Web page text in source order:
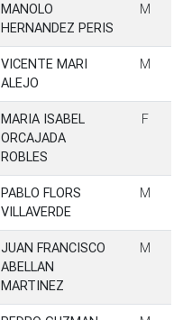
MANOLO
HERNANDEZ PERIS
M
VICENTE MARI
ALEJO
M
MARIA ISABEL
ORCAJADA
ROBLES
F
PABLO FLORS
VILLAVERDE
M
JUAN FRANCISCO
ABELLAN
MARTINEZ
M